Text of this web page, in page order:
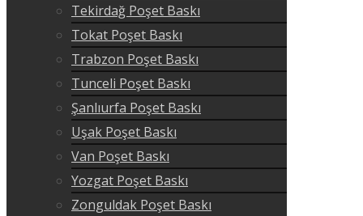
Tekirdağ Poşet Baskı
Tokat Poşet Baskı
Trabzon Poşet Baskı
Tunceli Poşet Baskı
Şanlıurfa Poşet Baskı
Uşak Poşet Baskı
Van Poşet Baskı
Yozgat Poşet Baskı
Zonguldak Poşet Baskı